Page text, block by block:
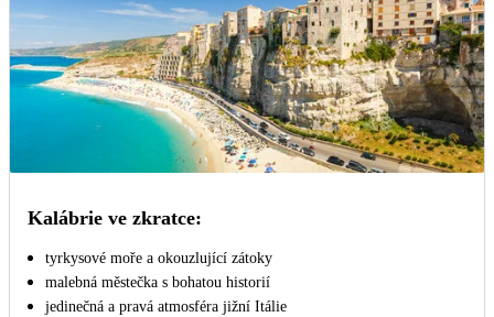
Kalábrie ve zkratce:
tyrkysové moře a okouzlující zátoky
malebná městečka s bohatou historií
jedinečná a pravá atmosféra jižní Itálie